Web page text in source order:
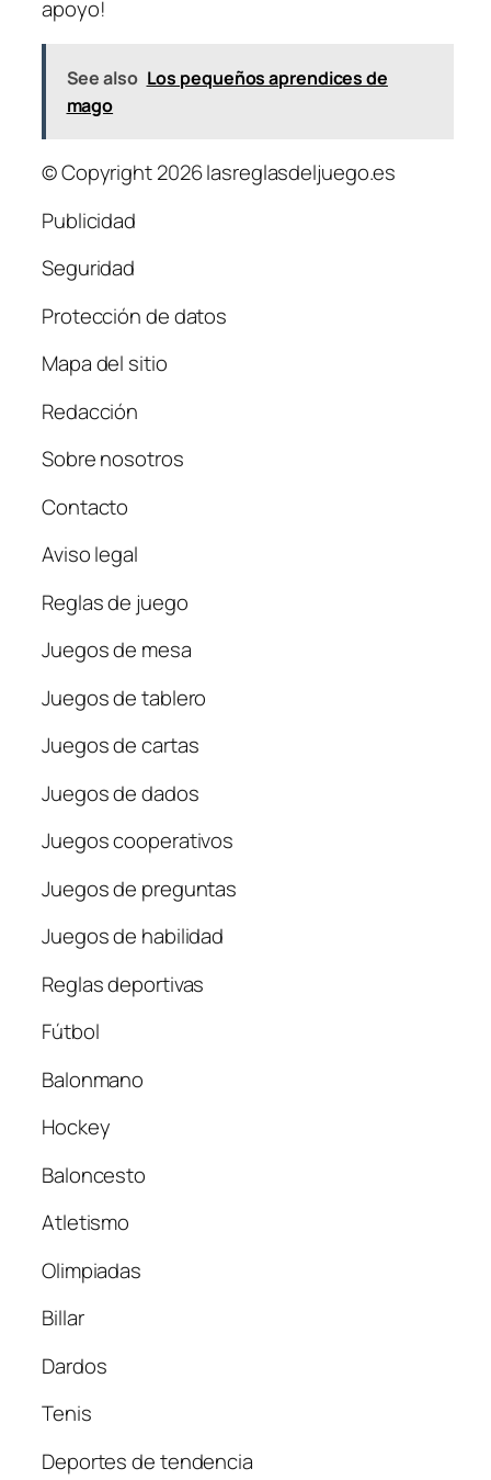
apoyo!
See also Los pequeños aprendices de
mago
© Copyright 2026 lasreglasdeljuego.es
Publicidad
Seguridad
Protección de datos
Mapa del sitio
Redacción
Sobre nosotros
Contacto
Aviso legal
Reglas de juego
Juegos de mesa
Juegos de tablero
Juegos de cartas
Juegos de dados
Juegos cooperativos
Juegos de preguntas
Juegos de habilidad
Reglas deportivas
Fútbol
Balonmano
Hockey
Baloncesto
Atletismo
Olimpiadas
Billar
Dardos
Tenis
Deportes de tendencia